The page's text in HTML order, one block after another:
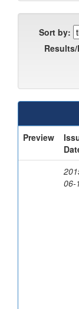
Sort by:
Results/
Preview
06-